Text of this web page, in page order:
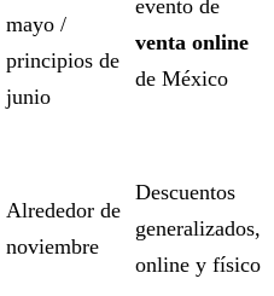
mayo /
principios de
junio
evento de
venta online
de México
Alrededor de
noviembre
Descuentos
generalizados,
online y físico